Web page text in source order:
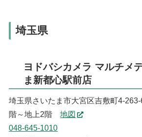
埼玉県
ヨドバシカメラ マルチメ
ま新都心駅前店
埼玉県さいたま市大宮区吉敷町4-
階～地上2階地図
048-645-1010